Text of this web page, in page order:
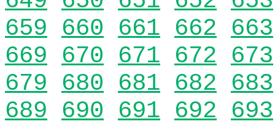
659 660 661 662 663
669 670 671 672 673
679 680 681 682 683
689 690 691 692 693